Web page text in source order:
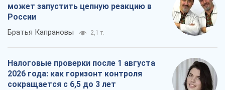
может запустить цепную реакцию в
России
Братья Капрановы 2,1 т.
Налоговые проверки после 1 августа
2026 года: как горизонт контроля
сокращается с 6,5 до 3 лет